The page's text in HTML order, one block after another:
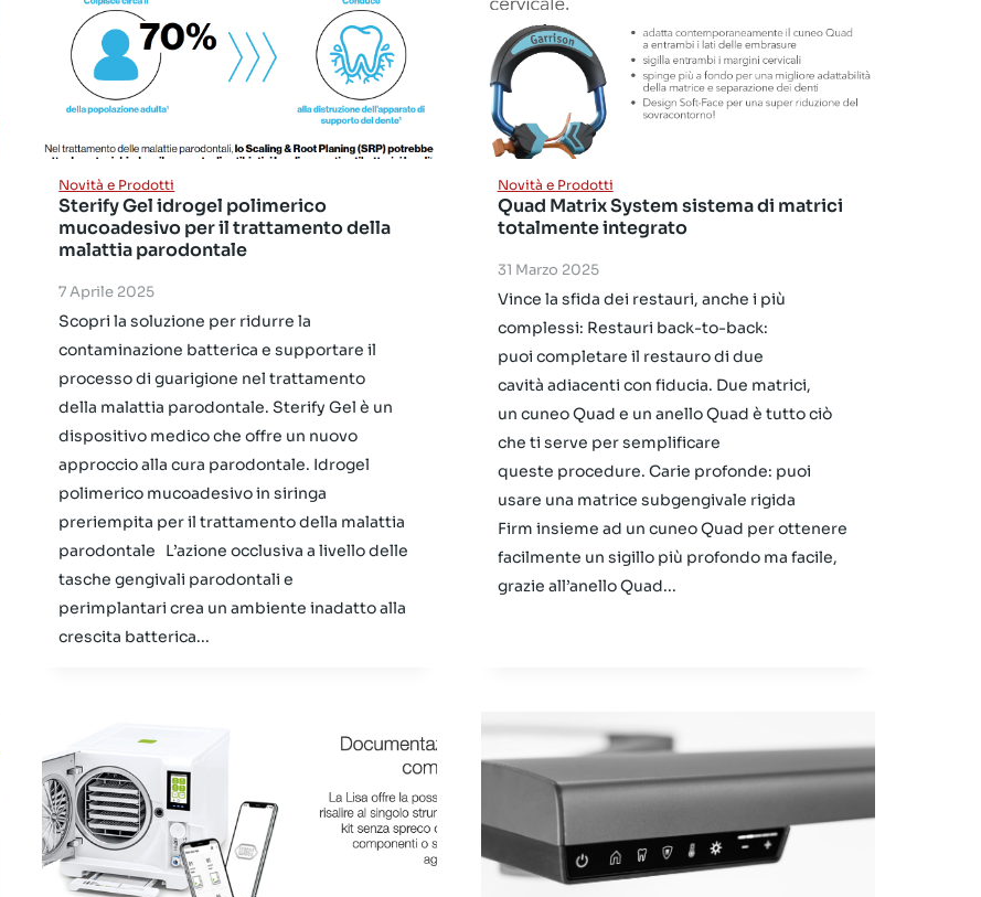
Novità e Prodotti
Sterify Gel idrogel polimerico
mucoadesivo per il trattamento della
malattia parodontale
7 Aprile 2025
Scopri la soluzione per ridurre la
contaminazione batterica e supportare il
processo di guarigione nel trattamento
della malattia parodontale. Sterify Gel è un
dispositivo medico che offre un nuovo
approccio alla cura parodontale. Idrogel
polimerico mucoadesivo in siringa
preriempita per il trattamento della malattia
parodontale L’azione occlusiva a livello delle
tasche gengivali parodontali e
perimplantari crea un ambiente inadatto alla
crescita batterica...
Novità e Prodotti
Quad Matrix System sistema di matrici
totalmente integrato
31 Marzo 2025
Vince la sfida dei restauri, anche i più
complessi: Restauri back-to-back:
puoi completare il restauro di due
cavità adiacenti con fiducia. Due matrici,
un cuneo Quad e un anello Quad è tutto ciò
che ti serve per semplificare
queste procedure. Carie profonde: puoi
usare una matrice subgengivale rigida
Firm insieme ad un cuneo Quad per ottenere
facilmente un sigillo più profondo ma facile,
grazie all’anello Quad...